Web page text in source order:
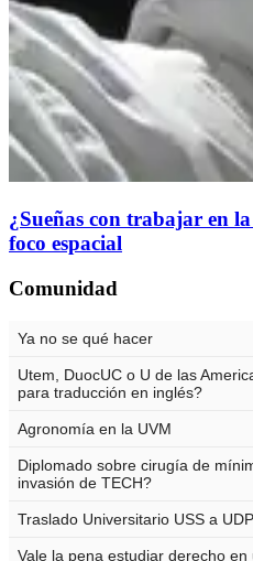
¿Sueñas con trabajar en
foco espacial
Comunidad